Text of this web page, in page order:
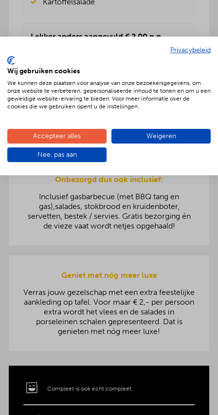
Lekker anders aangevuld € 2,00 p.p.
BBQenzo salade
Pasta salade
Kartoffelsalade
Rauwkost salade
Onbezorgd dus ook inclusief:
Inclusief gasbarbecue (met BBQ tang en
gas),salades, stokbrood en kruidenboter,
servetten, bestek / servies. Gratis bezorging én
de vieze vaat wordt netjes opgehaald!
Geniet met nóg meer luxe
Verras jouw gezelschap met een extra feestelijke
aankleding op tafel. Voor maar € 2,- per persoon
extra wordt het vlees en de salades in
porseleinen schalen gepresenteerd. Dat is
genieten met nóg meer luxe!
Compleet is ook écht compleet.
Privacybeleid
Wij gebruiken cookies
We kunnen deze plaatsen voor analyse van onze bezoekersgegevens, om
onze website te verbeteren, gepersonaliseerde inhoud te tonen en om u een
geweldige website-ervaring te bieden. Voor meer informatie over de
cookies die we gebruiken opent u de instellingen.
Accepteer alles Weigeren
Nee, pas aan